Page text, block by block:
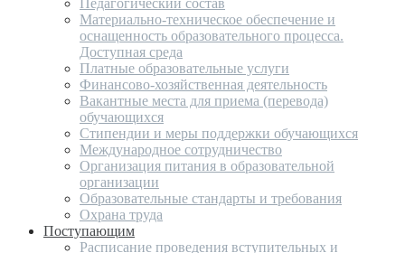
Материально-техническое обеспечение и
оснащенность образовательного процесса.
Доступная среда
Платные образовательные услуги
Финансово-хозяйственная деятельность
Вакантные места для приема (перевода)
обучающихся
Стипендии и меры поддержки обучающихся
Международное сотрудничество
Организация питания в образовательной
организации
Образовательные стандарты и требования
Охрана труда
Поступающим
Расписание проведения вступительных и